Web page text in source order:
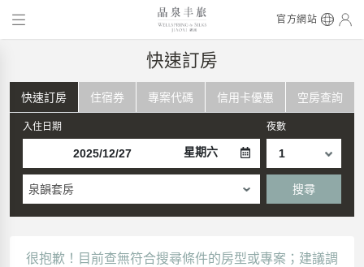
官方網站
快速訂房
快速訂房 住宿券 專案代碼 信用卡優惠 空房查詢
入住日期
星期六
夜數
泉韻套房 搜尋
很抱歉！目前查無符合搜尋條件的房型或專案；建議調